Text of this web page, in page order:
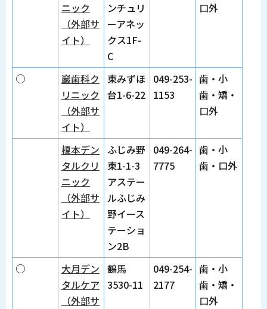
ニック
（外部サ
イト）
ンチュリ
ーアネッ
クス1F-
C
口外
○
巖歯科ク
リニック
（外部サ
イト）
東みずほ
台1-6-22
049-253-
1153
歯・小
歯・矯・
口外
榎本デン
タルクリ
ニック
（外部サ
イト）
ふじみ野
東1-1-3
アステー
ルふじみ
野イース
テーショ
ン2B
049-264-
7775
歯・小
歯・口外
○
大月デン
タルケア
（外部サ
鶴馬
3530-11
049-254-
2177
歯・小
歯・矯・
口外